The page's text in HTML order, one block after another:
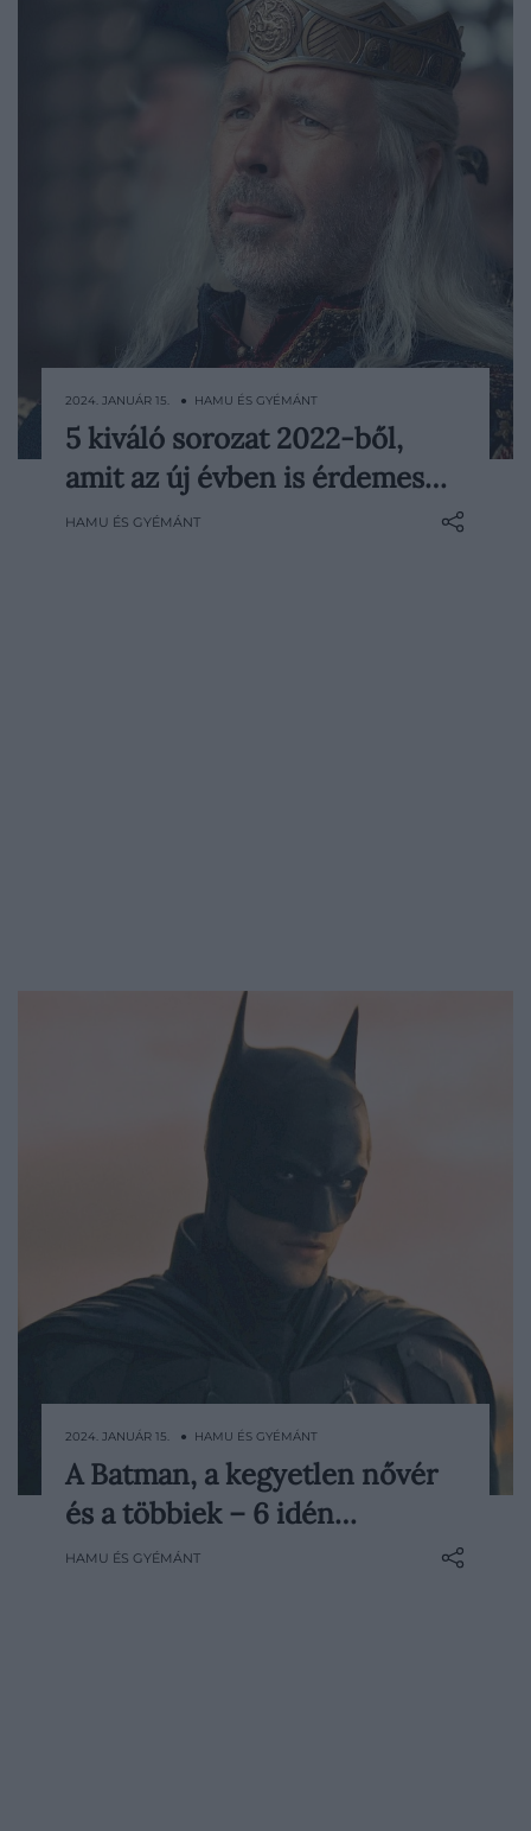
A tavalyi év sorozat-fronton
meglehetősen erősre sikeredett, hiszen
számos vadiúj történetszálat mutattak be,
2024. JANUÁR 15. ● HAMU ÉS GYÉMÁNT
5 kiváló sorozat 2022-ből,
amit az új évben is érdemes…
HAMU ÉS GYÉMÁNT
A thrillerek nem meglepő módon óriási
népszerűségnek örvendenek, az idei év
pedig kifejezetten jól alakult a műfaj
2024. JANUÁR 15. ● HAMU ÉS GYÉMÁNT
A Batman, a kegyetlen nővér
és a többiek – 6 idén…
HAMU ÉS GYÉMÁNT